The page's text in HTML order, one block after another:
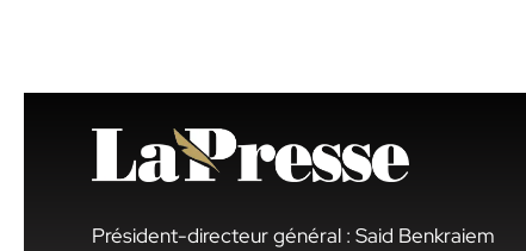
Président-directeur général : Said Benkraiem